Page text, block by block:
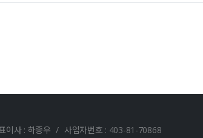
이사 : 하종우 / 사업자번호 : 403-81-70868